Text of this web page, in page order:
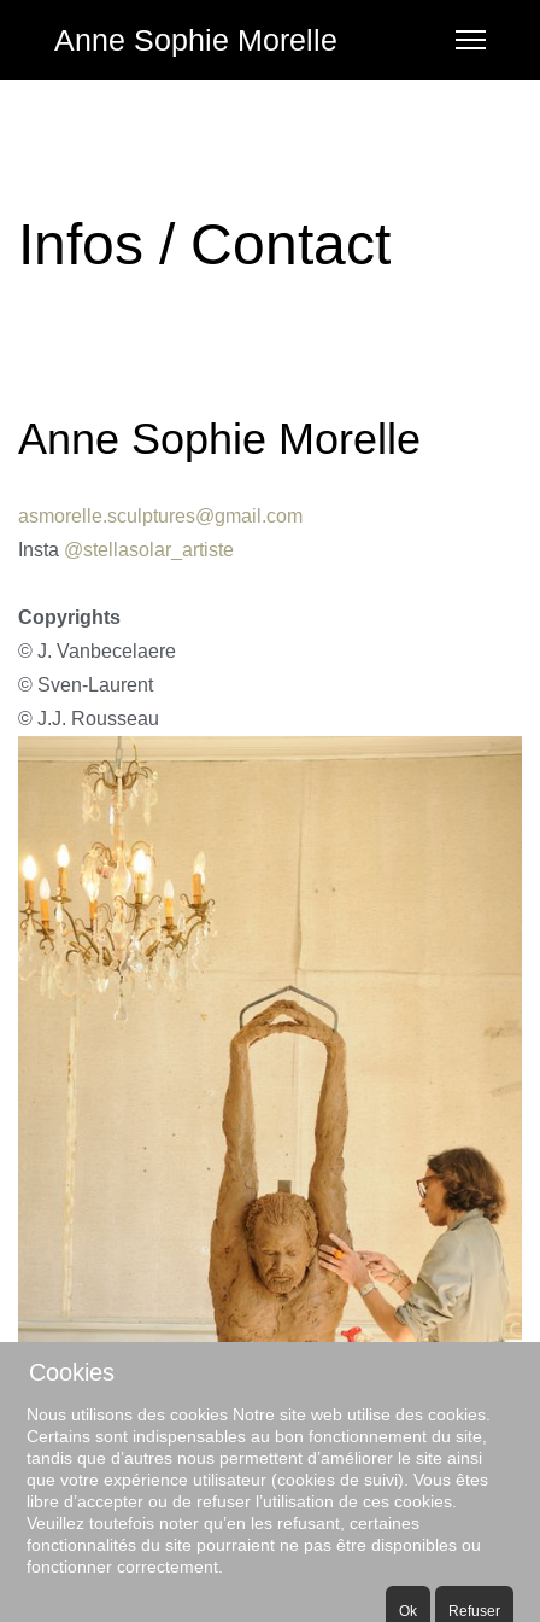
Anne Sophie Morelle
Infos / Contact
Anne Sophie Morelle
asmorelle.sculptures@gmail.com
Insta @stellasolar_artiste
Copyrights
© J. Vanbecelaere
© Sven-Laurent
© J.J. Rousseau
Cookies
Nous utilisons des cookies Notre site web utilise des cookies.
Certains sont indispensables au bon fonctionnement du site,
tandis que d’autres nous permettent d’améliorer le site ainsi
que votre expérience utilisateur (cookies de suivi). Vous êtes
libre d’accepter ou de refuser l’utilisation de ces cookies.
Veuillez toutefois noter qu’en les refusant, certaines
fonctionnalités du site pourraient ne pas être disponibles ou
fonctionner correctement.
Ok Refuser